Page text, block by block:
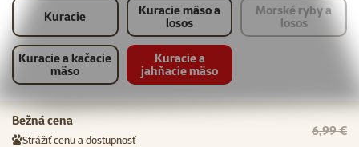
Kuracie
Kuracie mäso a
losos
Morské ryby a
losos
Kuracie a kačacie
mäso
Kuracie a
jahňacie mäso
Bežná cena
Strážiť cenu a dostupnosť
6,99 €